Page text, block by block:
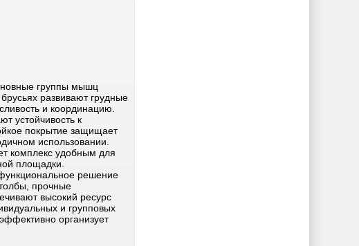
группы мышц
развивают грудные
и координацию.
устойчивость к
покрытие защищает
использовании.
комплекс удобным для
площадки.
решение
прочные
высокий ресурс
и групповых
организует